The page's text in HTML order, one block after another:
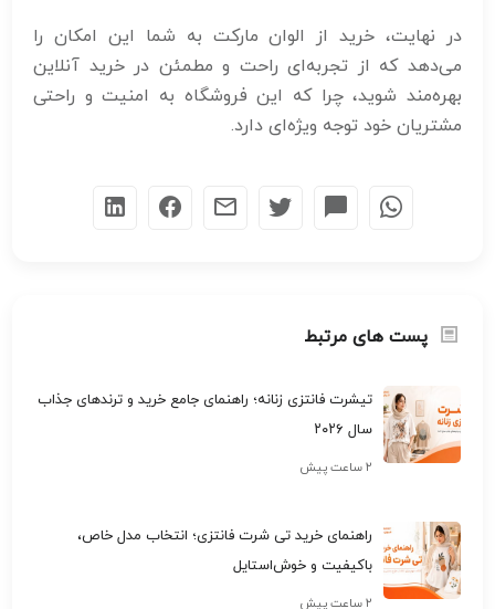
در نهایت، خرید از الوان مارکت به شما این امکان را
می‌دهد که از تجربه‌ای راحت و مطمئن در خرید آنلاین
بهره‌مند شوید، چرا که این فروشگاه به امنیت و راحتی
مشتریان خود توجه ویژه‌ای دارد.
پست های مرتبط
تیشرت فانتزی زنانه؛ راهنمای جامع خرید و ترندهای جذاب
سال ۲۰۲۶
۲ ساعت پیش
راهنمای خرید تی شرت فانتزی؛ انتخاب مدل خاص،
باکیفیت و خوش‌استایل
۲ ساعت پیش